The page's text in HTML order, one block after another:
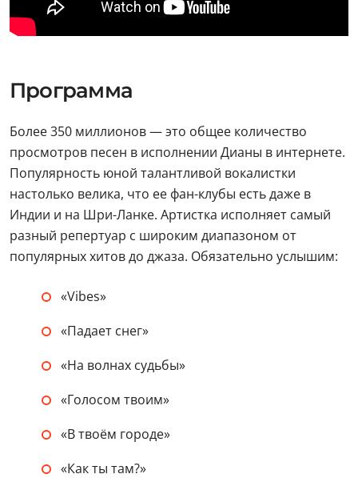
Программа
Более 350 миллионов — это общее количество
просмотров песен в исполнении Дианы в интернете.
Популярность юной талантливой вокалистки
настолько велика, что ее фан-клубы есть даже в
Индии и на Шри-Ланке. Артистка исполняет самый
разный репертуар с широким диапазоном от
популярных хитов до джаза. Обязательно услышим:
«Vibes»
«Падает снег»
«На волнах судьбы»
«Голосом твоим»
«В твоём городе»
«Как ты там?»